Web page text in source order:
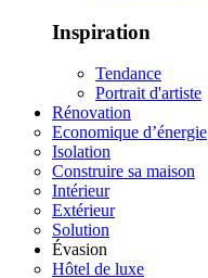
Inspiration
Tendance
Portrait d'artiste
Rénovation
Economique d’énergie
Isolation
Construire sa maison
Intérieur
Extérieur
Solution
Évasion
Hôtel de luxe